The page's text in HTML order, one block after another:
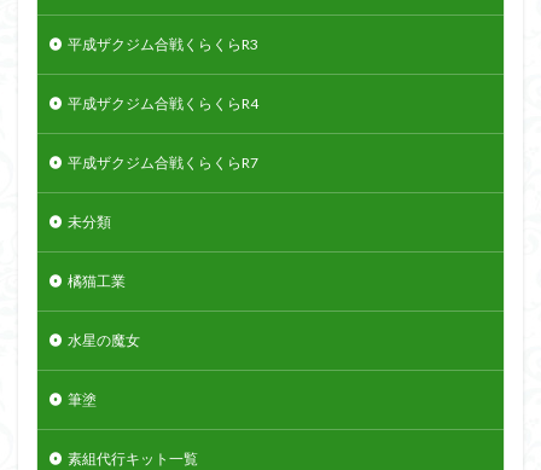
平成ザクジム合戦くらくらR3
平成ザクジム合戦くらくらR4
平成ザクジム合戦くらくらR7
未分類
橘猫工業
水星の魔女
筆塗
素組代行キット一覧